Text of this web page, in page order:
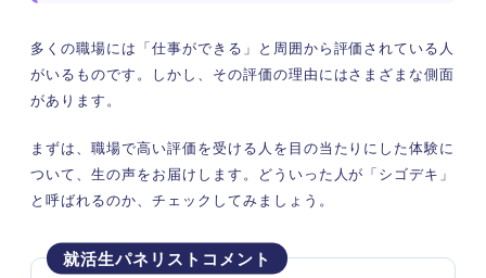
て真似る
③休憩時間はPCに触らないなどメリハリ
「仕事ができる人」の共通点を理解して自分の業
務に取り入れてみよう！
多くの職場には「仕事ができる」と周囲から評価されている人
がいるものです。しかし、その評価の理由にはさまざまな側面
があります。
まずは、職場で高い評価を受ける人を目の当たりにした体験に
ついて、生の声をお届けします。どういった人が「シゴデキ」
と呼ばれるのか、チェックしてみましょう。